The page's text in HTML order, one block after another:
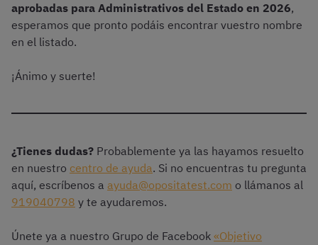
aprobadas para Administrativos del Estado en 2026,
esperamos que pronto podáis encontrar vuestro nombre
en el listado.
¡Ánimo y suerte!
¿Tienes dudas? Probablemente ya las hayamos resuelto
en nuestro centro de ayuda. Si no encuentras tu pregunta
aquí, escríbenos a ayuda@opositatest.com o llámanos al
919040798 y te ayudaremos.
Únete ya a nuestro Grupo de Facebook «Objetivo